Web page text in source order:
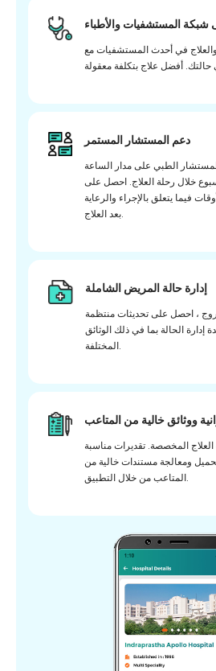
شبكة المستشفيات والأطباء
في أحدث المستشفيات مع
دعم المستشار المستمر
الطبي على مدار الساعة
خلال رحلة العلاج. احصل على
فيما يتعلق بالإجراء والرعاية
بعد العلاج.
إدارة حالة المريض الشاملة
، احصل على تحديثات منتظمة
إدارة الحالة بما في ذلك الوثائق
المختلفة.
ووثائق خالية من المتاعب
المخصصة. تقديرات مناسبة
تحميل ومعالجة مستندات خالية من
المتاعب من خلال التطبيق.